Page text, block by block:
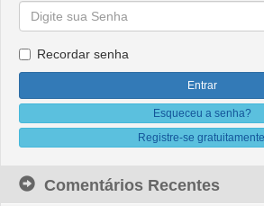
Recordar senha
Esqueceu a senha?
Registre-se
Comentários Recentes